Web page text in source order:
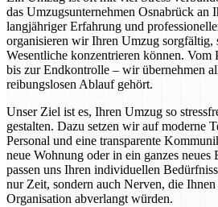
das Umzugsunternehmen Osnabrück an
langjähriger Erfahrung und
organisieren wir Ihren Umzug sorgfältig,
Wesentliche konzentrieren können. Vom
bis zur Endkontrolle – wir übernehmen
reibungslosen Ablauf gehört.
Unser Ziel ist es, Ihren Umzug so
gestalten. Dazu setzen wir auf moderne
Personal und eine transparente
neue Wohnung oder in ein ganzes
passen uns Ihren individuellen
nur Zeit, sondern auch Nerven, die
Organisation abverlangt würden.